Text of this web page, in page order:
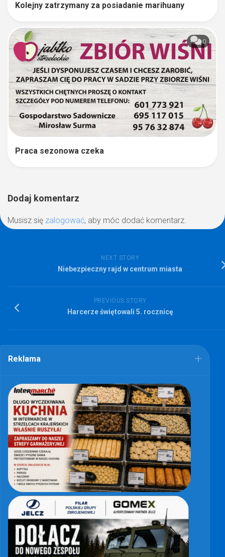
Kolejny zatrzymany za posiadanie marihuany
0
Praca sezonowa czeka
Dodaj komentarz
Musisz się zalogować, aby móc dodać komentarz.
NEXT STORY
Niebezpieczny rajd w centrum miasta
PREVIOUS STORY
Harcerze świętowali 5. rocznicę
Reklama